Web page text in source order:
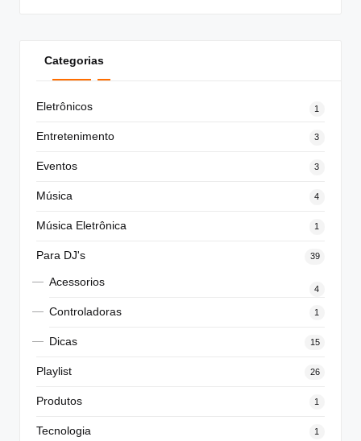
Categorias
Eletrônicos 1
Entretenimento 3
Eventos 3
Música 4
Música Eletrônica 1
Para DJ's 39
Acessorios
4
Controladoras 1
Dicas 15
Playlist 26
Produtos 1
Tecnologia 1